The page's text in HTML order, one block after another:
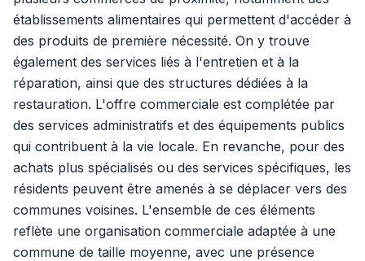
établissements alimentaires qui permettent d'accéder à
des produits de première nécessité. On y trouve
également des services liés à l'entretien et à la
réparation, ainsi que des structures dédiées à la
restauration. L'offre commerciale est complétée par
des services administratifs et des équipements publics
qui contribuent à la vie locale. En revanche, pour des
achats plus spécialisés ou des services spécifiques, les
résidents peuvent être amenés à se déplacer vers des
communes voisines. L'ensemble de ces éléments
reflète une organisation commerciale adaptée à une
commune de taille moyenne, avec une présence